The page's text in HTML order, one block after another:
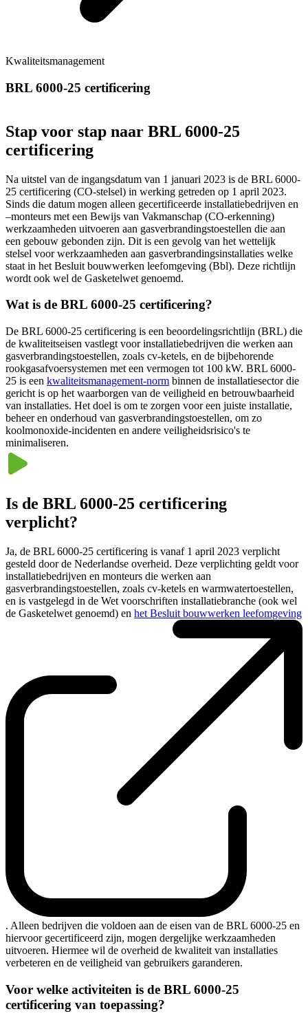
Kwaliteitsmanagement
BRL 6000-25 certificering
Stap voor stap naar BRL 6000-25
certificering
Na uitstel van de ingangsdatum van 1 januari 2023 is de BRL 6000-
25 certificering (CO-stelsel) in werking getreden op 1 april 2023.
Sinds die datum mogen alleen gecertificeerde installatiebedrijven en
–monteurs met een Bewijs van Vakmanschap (CO-erkenning)
werkzaamheden uitvoeren aan gasverbrandingstoestellen die aan
een gebouw gebonden zijn. Dit is een gevolg van het wettelijk
stelsel voor werkzaamheden aan gasverbrandingsinstallaties welke
staat in het Besluit bouwwerken leefomgeving (Bbl). Deze richtlijn
wordt ook wel de Gasketelwet genoemd.
Wat is de BRL 6000-25 certificering?
De BRL 6000-25 certificering is een beoordelingsrichtlijn (BRL) die
de kwaliteitseisen vastlegt voor installatiebedrijven die werken aan
gasverbrandingstoestellen, zoals cv-ketels, en de bijbehorende
rookgasafvoersystemen met een vermogen tot 100 kW. BRL 6000-
25 is een kwaliteitsmanagement-norm binnen de installatiesector die
gericht is op het waarborgen van de veiligheid en betrouwbaarheid
van installaties. Het doel is om te zorgen voor een juiste installatie,
beheer en onderhoud van gasverbrandingstoestellen, om zo
koolmonoxide-incidenten en andere veiligheidsrisico's te
minimaliseren.
Is de BRL 6000-25 certificering
verplicht?
Ja, de BRL 6000-25 certificering is vanaf 1 april 2023 verplicht
gesteld door de Nederlandse overheid. Deze verplichting geldt voor
installatiebedrijven en monteurs die werken aan
gasverbrandingstoestellen, zoals cv-ketels en warmwatertoestellen,
en is vastgelegd in de Wet voorschriften installatiebranche (ook wel
de Gasketelwet genoemd) en het Besluit bouwwerken leefomgeving
. Alleen bedrijven die voldoen aan de eisen van de BRL 6000-25 en
hiervoor gecertificeerd zijn, mogen dergelijke werkzaamheden
uitvoeren. Hiermee wil de overheid de kwaliteit van installaties
verbeteren en de veiligheid van gebruikers garanderen.
Voor welke activiteiten is de BRL 6000-25
certificering van toepassing?